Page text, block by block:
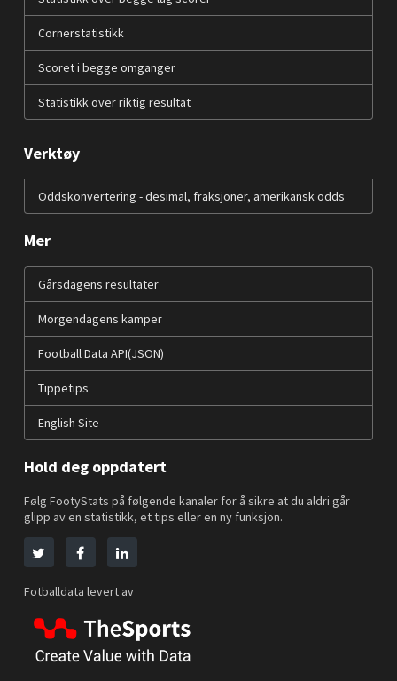
Cornerstatistikk
Scoret i begge omganger
Statistikk over riktig resultat
Verktøy
Oddskonvertering - desimal, fraksjoner, amerikansk odds
Mer
Gårsdagens resultater
Morgendagens kamper
Football Data API(JSON)
Tippetips
English Site
Hold deg oppdatert
Følg FootyStats på følgende kanaler for å sikre at du aldri går
glipp av en statistikk, et tips eller en ny funksjon.
Fotballdata levert av